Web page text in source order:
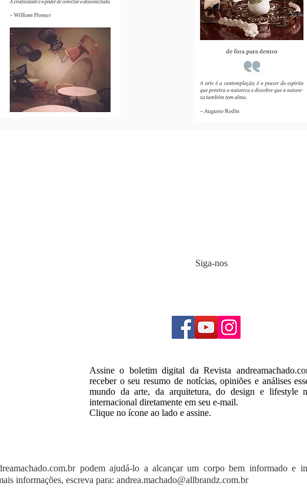
Siga-nos
Assine o boletim digital da Revista
receber o seu resumo de notícias, opiniões e análises
mundo da arte, da arquitetura, do design e lifestyle
internacional diretamente em seu e-mail.
Clique no ícone ao lado e assine.
podem ajudá-lo a alcançar um corpo bem informado e
informações, escreva para: andrea.machado@allbrandz.com.br